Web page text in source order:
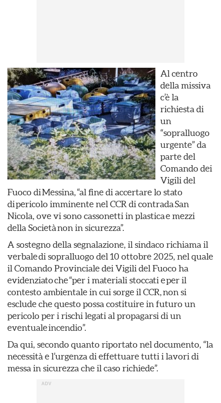
Al centro
della missiva
c’è la
richiesta di
un
“sopralluogo
urgente” da
parte del
Comando dei
Vigili del
Fuoco di Messina, “al fine di accertare lo stato
di pericolo imminente nel CCR di contrada San
Nicola, ove vi sono cassonetti in plastica e mezzi
della Società non in sicurezza”.
A sostegno della segnalazione, il sindaco richiama il
verbale di sopralluogo del 10 ottobre 2025, nel quale
il Comando Provinciale dei Vigili del Fuoco ha
evidenziato che “per i materiali stoccati e per il
contesto ambientale in cui sorge il CCR, non si
esclude che questo possa costituire in futuro un
pericolo per i rischi legati al propagarsi di un
eventuale incendio”.
Da qui, secondo quanto riportato nel documento, “la
necessità e l’urgenza di effettuare tutti i lavori di
messa in sicurezza che il caso richiede”.